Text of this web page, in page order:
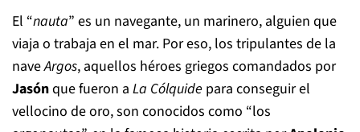
El “nauta” es un navegante, un marinero, alguien que
viaja o trabaja en el mar. Por eso, los tripulantes de la
naveArgos, aquellos héroes griegos comandados por
Jasónque fueron a La Cólquide para conseguir el
vellocino de oro, son conocidos como “los